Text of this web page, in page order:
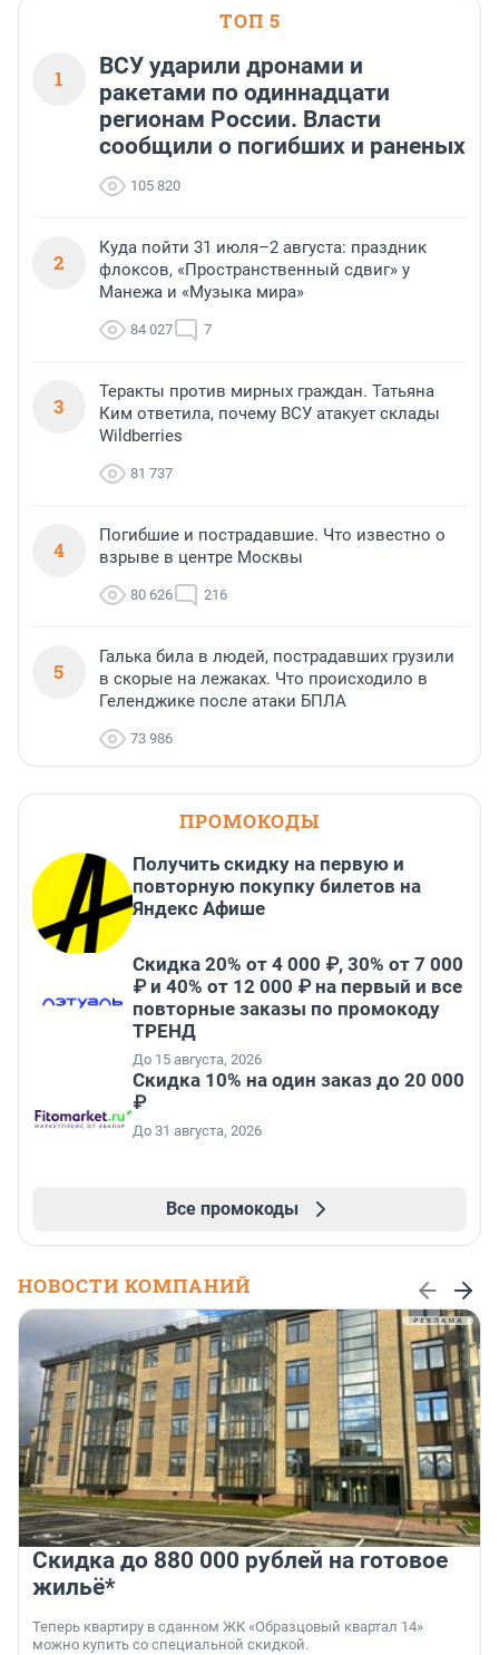
ТОП 5
1
ВСУ ударили дронами и
ракетами по одиннадцати
регионам России. Власти
сообщили о погибших и раненых
105 820
2
Куда пойти 31 июля–2 августа: праздник
флоксов, «Пространственный сдвиг» у
Манежа и «Музыка мира»
84 027 7
3
Теракты против мирных граждан. Татьяна
Ким ответила, почему ВСУ атакует склады
Wildberries
81 737
4
Погибшие и пострадавшие. Что известно о
взрыве в центре Москвы
80 626 216
5
Галька била в людей, пострадавших грузили
в скорые на лежаках. Что происходило в
Геленджике после атаки БПЛА
73 986
ПРОМОКОДЫ
Получить скидку на первую и
повторную покупку билетов на
Яндекс Афише
Скидка 20% от 4 000 ₽, 30% от 7 000
₽ и 40% от 12 000 ₽ на первый и все
повторные заказы по промокоду
ТРЕНД
До 15 августа, 2026
Скидка 10% на один заказ до 20 000
₽
До 31 августа, 2026
Все промокоды
НОВОСТИ КОМПАНИЙ
Скидка до 880 000 рублей на готовое
жильё*
Теперь квартиру в сданном ЖК «Образцовый квартал 14»
можно купить со специальной скидкой.